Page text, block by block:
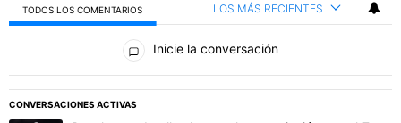
TODOS LOS COMENTARIOS LOS MÁS RECIENTES
Todos los comentarios
Inicie la conversación